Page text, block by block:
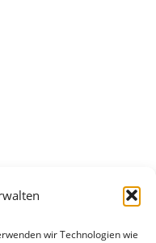
wir Technologien wie